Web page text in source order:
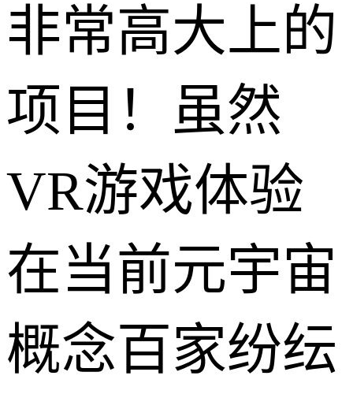
非常高大上的
项目！虽然
VR游戏体验
在当前元宇宙
概念百家纷纭